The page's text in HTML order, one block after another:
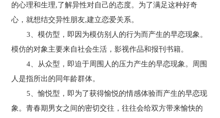
的心理和生理,了解异性对自己的态度。为了满足这种好奇
心，就想结交异性朋友,建立恋爱关系。
3、模仿型，即因为模仿别人的行为而产生的早恋现象。
模仿的对象主要来自社会生活，影视作品和报刊书籍。
4、从众型，即迫于周围人的压力产生的早恋现象。周围
人是指所出的同年龄群体。
5、愉悦型，即为了获得愉悦的情感体验而产生的早恋现
象。青春期男女之间的密切交往，往往会给双方带来愉快的